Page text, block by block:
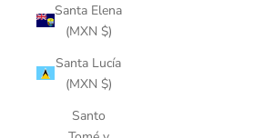
Santa Elena
(MXN $)
Santa Lucía
(MXN $)
Santo